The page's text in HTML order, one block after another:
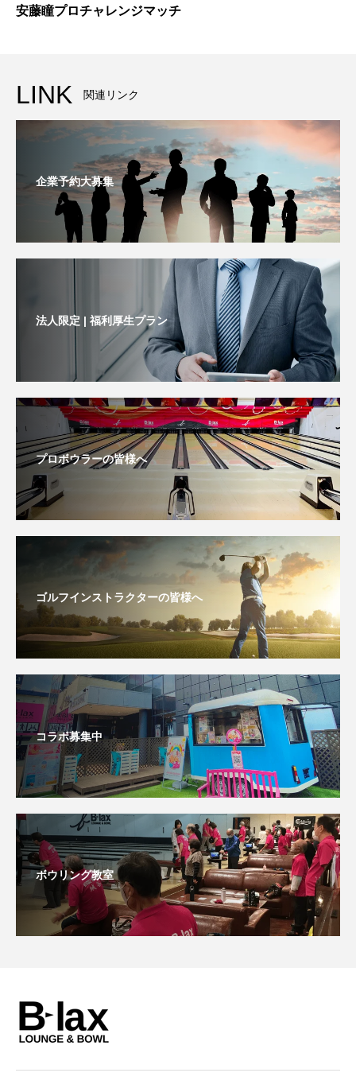
安藤瞳プロチャレンジマッチ
LINK 関連リンク
企業予約大募集
法人限定 | 福利厚生プラン
プロボウラーの皆様へ
ゴルフインストラクターの皆様へ
コラボ募集中
ボウリング教室